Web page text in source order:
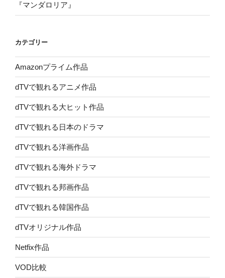
『マンダロリア』
カテゴリー
Amazonプライム作品
dTVで観れるアニメ作品
dTVで観れる大ヒット作品
dTVで観れる日本のドラマ
dTVで観れる洋画作品
dTVで観れる海外ドラマ
dTVで観れる邦画作品
dTVで観れる韓国作品
dTVオリジナル作品
Netfix作品
VOD比較